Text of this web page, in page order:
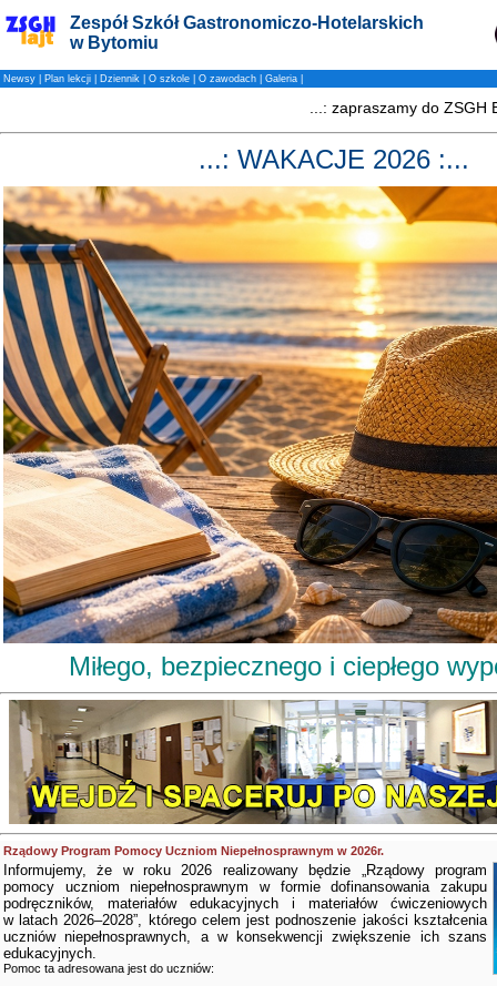
Zespół Szkół Gastronomiczo-Hotelarskich
w Bytomiu
Newsy Plan lekcji Dziennik O szkole O zawodach Galeria
...: WAKACJE 2026 :...
Miłego, bezpiecznego i ciepłego
Rządowy Program Pomocy Uczniom Niepełnosprawnym w 2026r.
Informujemy, że w roku 2026 realizowany będzie „Rządowy program
pomocy uczniom niepełnosprawnym w formie dofinansowania zakupu
podręczników, materiałów edukacyjnych i materiałów ćwiczeniowych
w latach 2026–2028”, którego celem jest podnoszenie jakości kształcenia
uczniów niepełnosprawnych, a w konsekwencji zwiększenie ich szans
edukacyjnych.
Pomoc ta adresowana jest do uczniów: